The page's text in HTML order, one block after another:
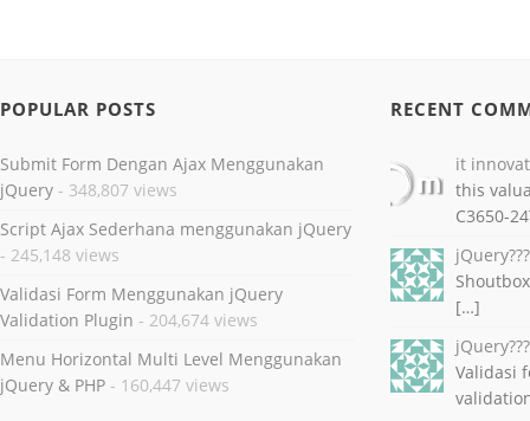
POPULAR POSTS
Submit Form Dengan Ajax Menggunakan
jQuery - 348,807 views
Script Ajax Sederhana menggunakan jQuery
- 245,148 views
Validasi Form Menggunakan jQuery
Validation Plugin - 204,674 views
Menu Horizontal Multi Level Menggunakan
jQuery & PHP - 160,447 views
RECENT
it
this
C3650-
[…]
Validasi